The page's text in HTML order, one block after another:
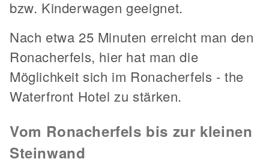
bzw. Kinderwagen geeignet.
Nach etwa 25 Minuten erreicht man den
Ronacherfels, hier hat man die
Möglichkeit sich im Ronacherfels - the
Waterfront Hotel zu stärken.
Vom Ronacherfels bis zur kleinen
Steinwand